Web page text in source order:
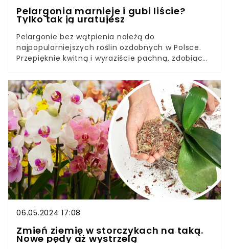
Pelargonia marnieje i gubi liście?
Tylko tak ją uratujesz
Pelargonie bez wątpienia należą do
najpopularniejszych roślin ozdobnych w Polsce.
Przepięknie kwitną i wyraziście pachną, zdobiąc
pelargonii i powodem ich nieprzemijającej
popularności jest łatwość ich uprawy. Bardzo
rzadko dochodzi do sytuacji, w której roślina
zaczyna marnieć, ale kiedy już do tego dojdzie,
trzeba wiedzieć, co robić.
06.05.2024 17:08
Zmień ziemię w storczykach na taką.
Nowe pędy aż wystrzelą